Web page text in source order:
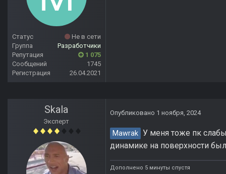
Статус
Не в сети
Группа
Разработчики
Репутация
1 075
Сообщений
1745
Регистрация
26.04.2021
Skala
Эксперт
Опубликовано 1 ноября, 2024
Mawrak У меня тоже пк
динамике на поверхности
Дополнено 5 минуты спустя